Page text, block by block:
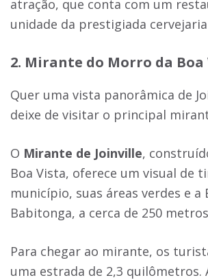
atração, que conta com um
unidade da prestigiada
2. Mirante do Morro da Boa
Quer uma vista panorâmica de
deixe de visitar o principal
O Mirante de Joinville,
Boa Vista, oferece um visual de
município, suas áreas verdes e a
Babitonga, a cerca de 250
Para chegar ao mirante, os
uma estrada de 2,3 quilômetros.